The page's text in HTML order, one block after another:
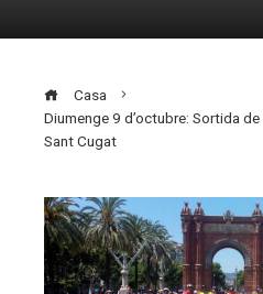
Casa
Diumenge 9 d’octubre: Sortida
Sant Cugat